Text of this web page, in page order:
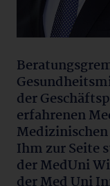
der
erfahrenen
Ihm zur Seite
der MedUni